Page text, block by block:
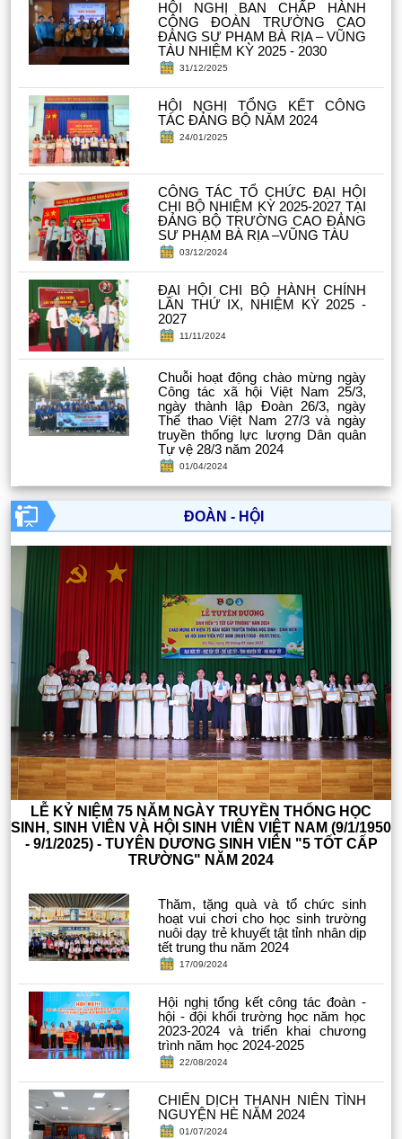
HỘI NGHỊ BAN CHẤP HÀNH
CÔNG ĐOÀN TRƯỜNG CAO
ĐẲNG SƯ PHẠM BÀ RỊA – VŨNG
TÀU NHIỆM KỲ 2025 - 2030
31/12/2025
HỘI NGHỊ TỔNG KẾT CÔNG
TÁC ĐẢNG BỘ NĂM 2024
24/01/2025
CÔNG TÁC TỔ CHỨC ĐẠI HỘI
CHI BỘ NHIỆM KỲ 2025-2027 TẠI
ĐẢNG BỘ TRƯỜNG CAO ĐẲNG
SƯ PHẠM BÀ RỊA –VŨNG TÀU
03/12/2024
ĐẠI HỘI CHI BỘ HÀNH CHÍNH
LẦN THỨ IX, NHIỆM KỲ 2025 -
2027
11/11/2024
Chuỗi hoạt động chào mừng ngày
Công tác xã hội Việt Nam 25/3,
ngày thành lập Đoàn 26/3, ngày
Thể thao Việt Nam 27/3 và ngày
truyền thống lực lượng Dân quân
Tự vệ 28/3 năm 2024
01/04/2024
ĐOÀN - HỘI
LỄ KỶ NIỆM 75 NĂM NGÀY TRUYỀN THỐNG HỌC
SINH, SINH VIÊN VÀ HỘI SINH VIÊN VIỆT NAM (9/1/1950
- 9/1/2025) - TUYÊN DƯƠNG SINH VIÊN "5 TỐT CẤP
TRƯỜNG" NĂM 2024
Thăm, tặng quà và tổ chức sinh
hoạt vui chơi cho học sinh trường
nuôi dạy trẻ khuyết tật tỉnh nhân dịp
tết trung thu năm 2024
17/09/2024
Hội nghị tổng kết công tác đoàn -
hội - đội khối trường học năm học
2023-2024 và triển khai chương
trình năm học 2024-2025
22/08/2024
CHIẾN DỊCH THANH NIÊN TÌNH
NGUYỆN HÈ NĂM 2024
01/07/2024